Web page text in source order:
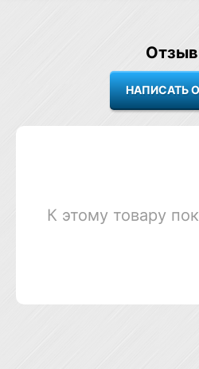
К этому товару